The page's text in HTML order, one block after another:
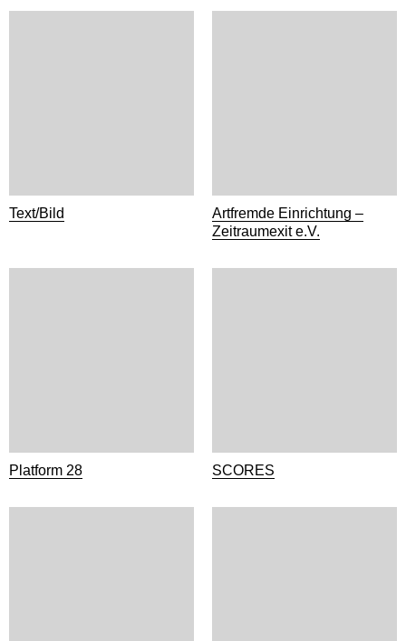
Text/Bild
Artfremde Einrichtung –
Zeitraumexit e.V.
Platform 28 SCORES